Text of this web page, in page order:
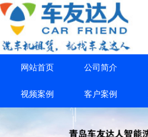
网站首页 公司简介
视频案例 客户案例